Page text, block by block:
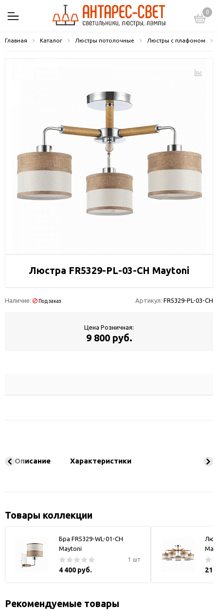
0
Главная Каталог Люстры потолочные Люстры с плафоном
Люстра FR5329-PL-03-CH Maytoni
Наличие: Под заказ Артикул: FR5329-PL-03-CH
Цена Розничная:
9 800 руб.
Описание Характеристики
Товары коллекции
Бра FR5329-WL-01-CH
Maytoni
1 шт
4 400 руб. 21
Рекомендуемые товары